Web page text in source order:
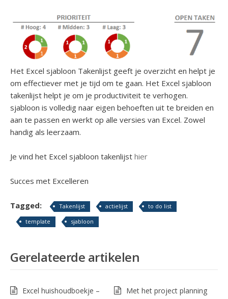
Het Excel sjabloon Takenlijst geeft je overzicht en helpt je
om effectiever met je tijd om te gaan. Het Excel sjabloon
takenlijst helpt je om je productiviteit te verhogen.
sjabloon is volledig naar eigen behoeften uit te breiden en
aan te passen en werkt op alle versies van Excel. Zowel
handig als leerzaam.
Je vind het Excel sjabloon takenlijst hier
Succes met Excelleren
Tagged: Takenlijst actielijst
to do list
template
sjabloon
Gerelateerde artikelen
Excel huishoudboekje –
Met het project planning